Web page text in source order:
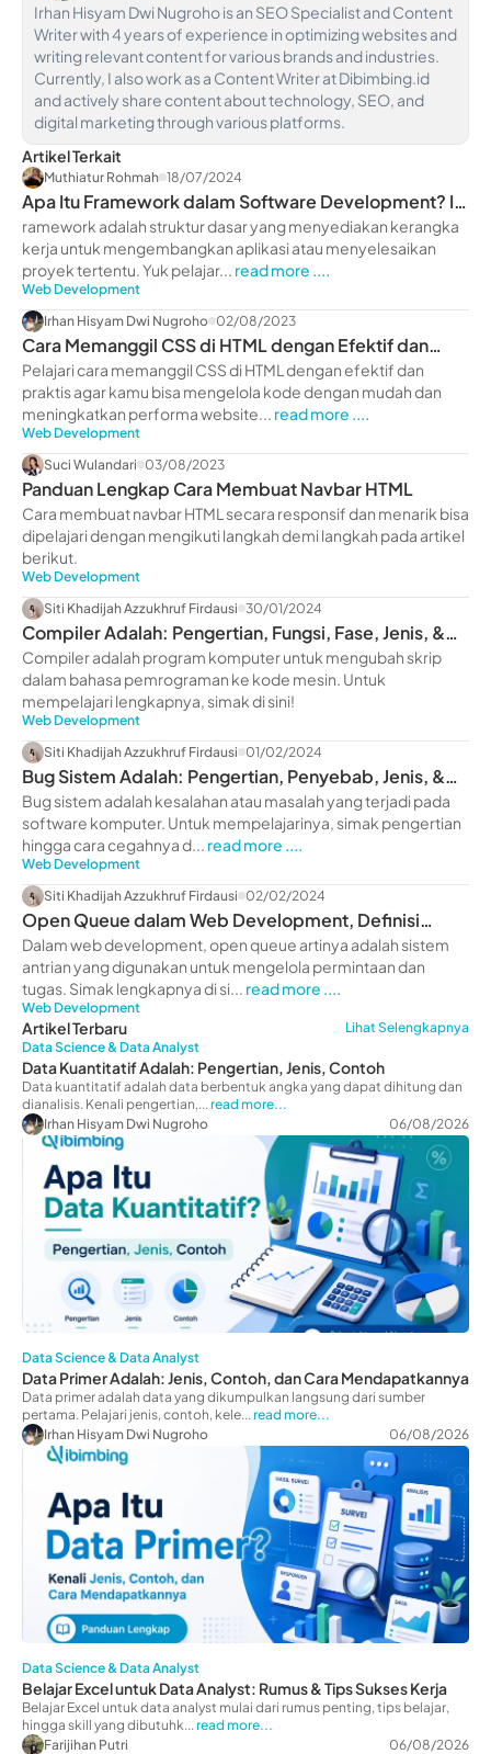
Irhan Hisyam Dwi Nugroho is an SEO Specialist and Content
Writer with 4 years of experience in optimizing websites and
writing relevant content for various brands and industries.
Currently, I also work as a Content Writer at Dibimbing.id
and actively share content about technology, SEO, and
digital marketing through various platforms.
Artikel Terkait
Muthiatur Rohmah 18/07/2024
Apa Itu Framework dalam Software Development? Ini
Penjelasannya
ramework adalah struktur dasar yang menyediakan kerangka
kerja untuk mengembangkan aplikasi atau menyelesaikan
proyek tertentu. Yuk pelajar... read more ....
Web Development
Irhan Hisyam Dwi Nugroho 02/08/2023
Cara Memanggil CSS di HTML dengan Efektif dan
Praktis
Pelajari cara memanggil CSS di HTML dengan efektif dan
praktis agar kamu bisa mengelola kode dengan mudah dan
meningkatkan performa website... read more ....
Web Development
Suci Wulandari 03/08/2023
Panduan Lengkap Cara Membuat Navbar HTML
Cara membuat navbar HTML secara responsif dan menarik bisa
dipelajari dengan mengikuti langkah demi langkah pada artikel
berikut.
Web Development
Siti Khadijah Azzukhruf Firdausi 30/01/2024
Compiler Adalah: Pengertian, Fungsi, Fase, Jenis, &
Contoh
Compiler adalah program komputer untuk mengubah skrip
dalam bahasa pemrograman ke kode mesin. Untuk
mempelajari lengkapnya, simak di sini!
Web Development
Siti Khadijah Azzukhruf Firdausi 01/02/2024
Bug Sistem Adalah: Pengertian, Penyebab, Jenis, &
Cara Cegah
Bug sistem adalah kesalahan atau masalah yang terjadi pada
software komputer. Untuk mempelajarinya, simak pengertian
hingga cara cegahnya d... read more ....
Web Development
Siti Khadijah Azzukhruf Firdausi 02/02/2024
Open Queue dalam Web Development, Definisi
hingga Fungsinya!
Dalam web development, open queue artinya adalah sistem
antrian yang digunakan untuk mengelola permintaan dan
tugas. Simak lengkapnya di si... read more ....
Web Development
Artikel Terbaru
Lihat Selengkapnya
Data Science & Data Analyst
Data Kuantitatif Adalah: Pengertian, Jenis, Contoh
Data kuantitatif adalah data berbentuk angka yang dapat dihitung dan
dianalisis. Kenali pengertian,... read more...
Irhan Hisyam Dwi Nugroho
06/08/2026
Data Science & Data Analyst
Data Primer Adalah: Jenis, Contoh, dan Cara Mendapatkannya
Data primer adalah data yang dikumpulkan langsung dari sumber
pertama. Pelajari jenis, contoh, kele... read more...
Irhan Hisyam Dwi Nugroho
06/08/2026
Data Science & Data Analyst
Belajar Excel untuk Data Analyst: Rumus & Tips Sukses Kerja
Belajar Excel untuk data analyst mulai dari rumus penting, tips belajar,
hingga skill yang dibutuhk... read more...
Farijihan Putri
06/08/2026